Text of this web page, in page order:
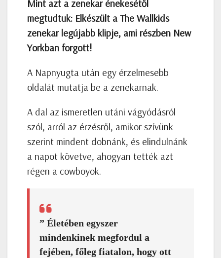
Mint azt a zenekar énekesétől
megtudtuk: Elkészült a The Wallkids
zenekar legújabb klipje, ami részben New
Yorkban forgott!
A Napnyugta után egy érzelmesebb
oldalát mutatja be a zenekarnak.
A dal az ismeretlen utáni vágyódásról
szól, arról az érzésről, amikor szívünk
szerint mindent dobnánk, és elindulnánk
a napot követve, ahogyan tették azt
régen a cowboyok.
” Életében egyszer
mindenkinek megfordul a
fejében, főleg fiatalon, hogy ott